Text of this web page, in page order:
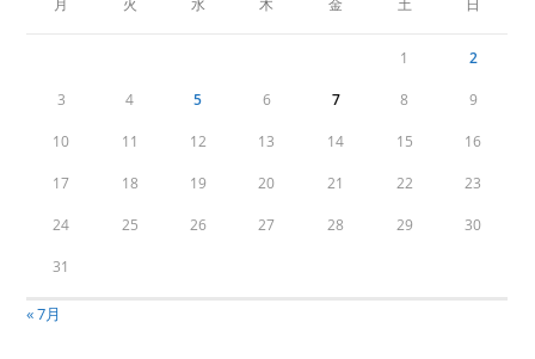
月 火 水 木 金 土 日
1 2
3 4 5 6 7 8 9
10 11 12 13 14 15 16
17 18 19 20 21 22 23
24 25 26 27 28 29 30
31
« 7月